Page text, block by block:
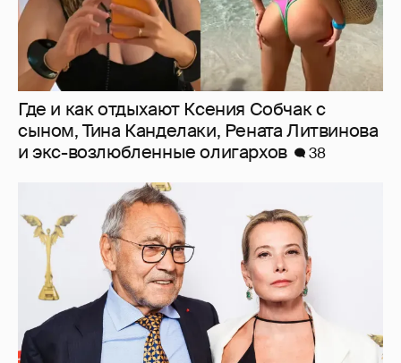
Где и как отдыхают Ксения Собчак с
сыном, Тина Канделаки, Рената Литвинова
и экс-возлюбленные олигархов
38